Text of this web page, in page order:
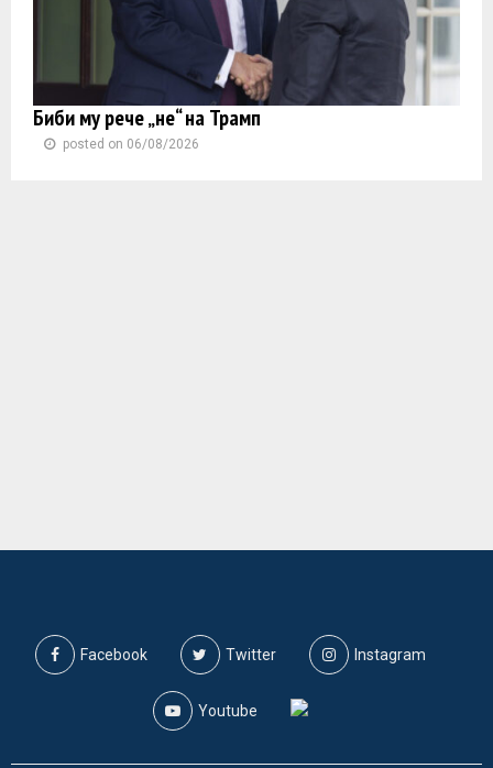
Биби му рече „не“ на Трамп
posted on 06/08/2026
Facebook Twitter Instagram
Youtube